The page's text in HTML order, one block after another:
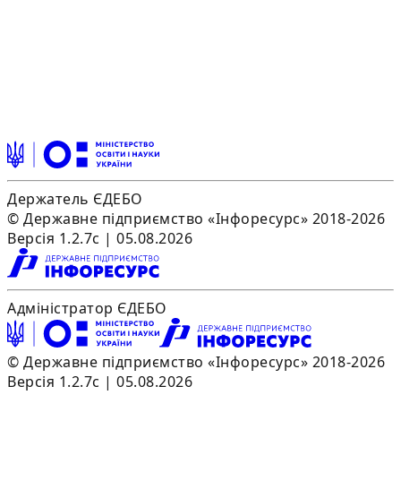
Держатель ЄДЕБО
© Державне підприємство «Інфоресурс» 2018-2026
Версія 1.2.7c | 05.08.2026
Адміністратор ЄДЕБО
© Державне підприємство «Інфоресурс» 2018-2026
Версія 1.2.7c | 05.08.2026